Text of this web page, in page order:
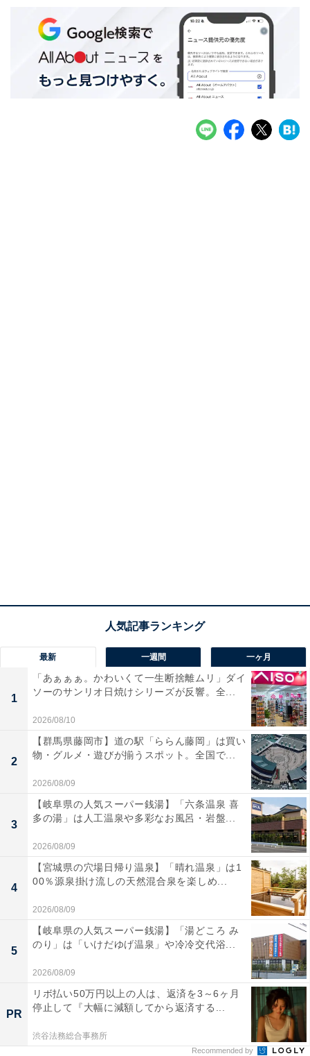
最新 一週間 一ヶ月
1
「あぁぁぁ。かわいくて一生断捨離ムリ」ダイ
ソーのサンリオ日焼けシリーズが反響。全...
2026/08/10
2
【群馬県藤岡市】道の駅「ららん藤岡」は買い
物・グルメ・遊びが揃うスポット。全国で...
2026/08/09
3
【岐阜県の人気スーパー銭湯】「六条温泉 喜
多の湯」は人工温泉や多彩なお風呂・岩盤...
2026/08/09
4
【宮城県の穴場日帰り温泉】「晴れ温泉」は1
00％源泉掛け流しの天然混合泉を楽しめ...
2026/08/09
5
【岐阜県の人気スーパー銭湯】「湯どころ み
のり」は「いけだゆげ温泉」や冷冷交代浴...
2026/08/09
PR
リボ払い50万円以上の人は、返済を3～6ヶ月
停止して『大幅に減額してから返済する...
渋谷法務総合事務所
Recommended by